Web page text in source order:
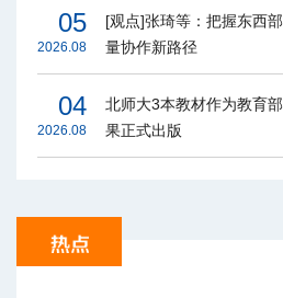
05
2026.08
[观点]张琦等：把握东西
量协作新路径
04
2026.08
北师大3本教材作为教育
果正式出版